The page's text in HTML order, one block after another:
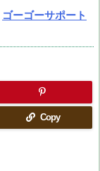
ゴーゴーサポート
Copy